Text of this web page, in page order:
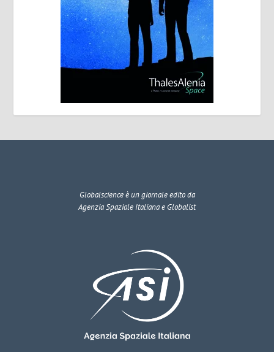
Globalscienceè un giornale edito da
Agenzia Spaziale Italiana e Globalist